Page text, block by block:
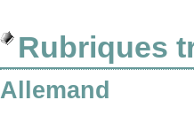
Rubriques
Allemand